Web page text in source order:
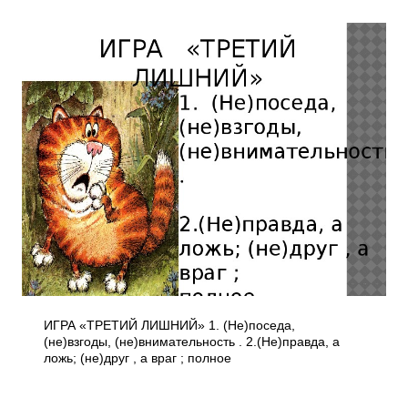
ИГРА «ТРЕТИЙ ЛИШНИЙ» 1. (Не)поседа,
(не)взгоды, (не)внимательность . 2.(Не)правда, а
ложь; (не)друг , а враг ; полное